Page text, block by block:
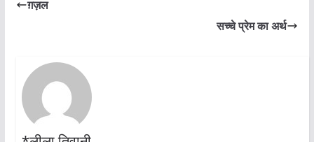
ग़ज़ल
सच्चे प्रेम का अर्थ